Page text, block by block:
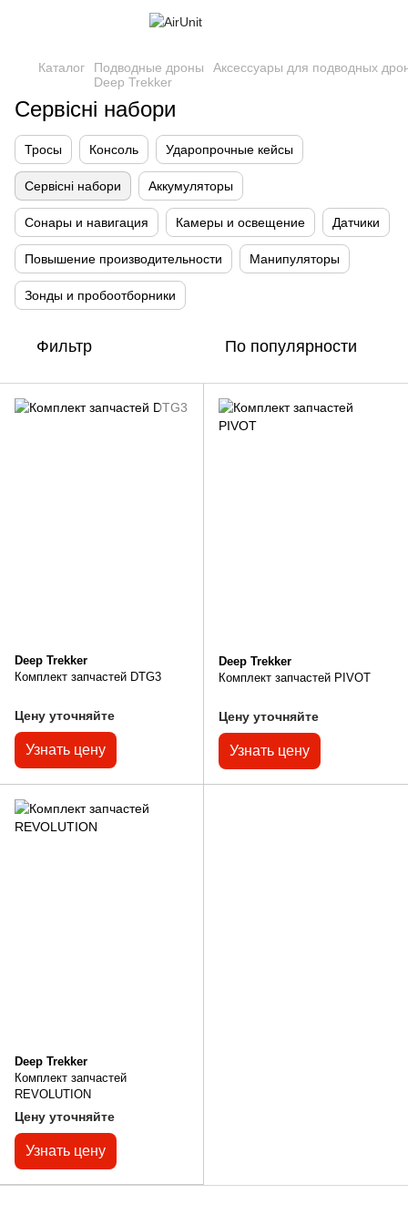
Каталог
Подводные дроны
Deep Trekker
Аксессуары для подводных
Сервісні набори
Тросы Консоль Ударопрочные кейсы
Сервісні набори Аккумуляторы
Сонары и навигация Камеры и освещение Датчики
Повышение производительности Манипуляторы
Зонды и пробоотборники
Фильтр По популярности
Deep Trekker
Комплект запчастей DTG3
Цену уточняйте
Узнать цену
Deep Trekker
Комплект запчастей PIVOT
Цену уточняйте
Узнать цену
Deep Trekker
Комплект запчастей
REVOLUTION
Цену уточняйте
Узнать цену